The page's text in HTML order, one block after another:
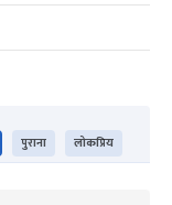
पुराना लोकप्रिय